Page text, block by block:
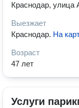
Краснодар, улица
Выезжает
Краснодар. На
Возраст
47 лет
Услуги